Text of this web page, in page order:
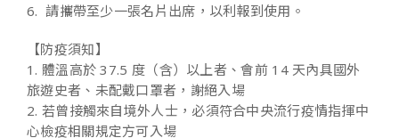
6. 請攜帶至少一張名片出席，以利報到使用。
【防疫須知】
1. 體溫高於 37.5 度（含）以上者、會前 14 天內具國外
旅遊史者、未配戴口罩者，謝絕入場
2. 若曾接觸來自境外人士，必須符合中央流行疫情指揮中
心檢疫相關規定方可入場